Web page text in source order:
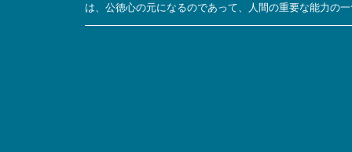
は、公徳心の元になるのであって、人間の重要な能力の